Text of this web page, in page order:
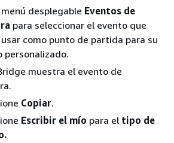
desplegable Eventos de
para seleccionar el evento que
como punto de partida para su
personalizado.
muestra el evento de
Copiar.
Escribir el mío para el tipo de